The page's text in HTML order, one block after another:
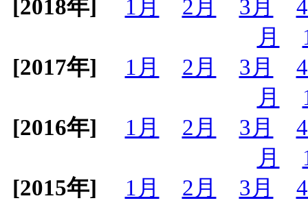
[2018年] 1月 2月 3月
月
[2017年]
1月 2月 3月
月
[2016年]
1月 2月 3月
月
[2015年]
1月 2月 3月